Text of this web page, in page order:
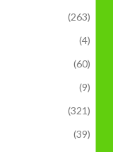
(263)
(4)
(60)
(9)
(321)
(39)